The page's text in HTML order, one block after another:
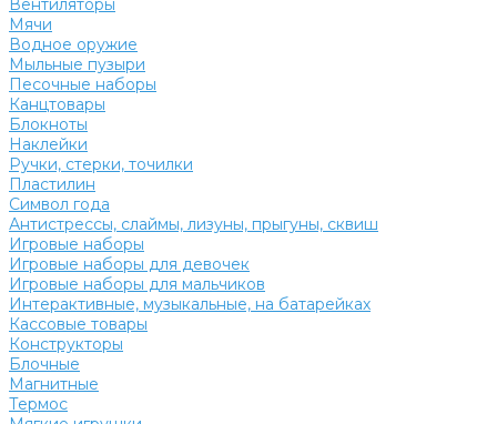
Вентиляторы
Мячи
Водное оружие
Мыльные пузыри
Песочные наборы
Канцтовары
Блокноты
Наклейки
Ручки, стерки, точилки
Пластилин
Символ года
Антистрессы, слаймы, лизуны, прыгуны, сквиш
Игровые наборы
Игровые наборы для девочек
Игровые наборы для мальчиков
Интерактивные, музыкальные, на батарейках
Кассовые товары
Конструкторы
Блочные
Магнитные
Термос